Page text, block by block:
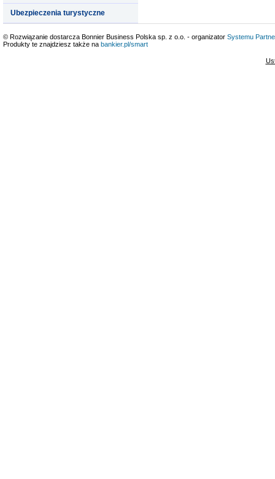
Ubezpieczenia turystyczne
© Rozwiązanie dostarcza Bonnier Business Polska sp. z o.o. - organizator Systemu
Produkty te znajdziesz także na bankier.pl/smart